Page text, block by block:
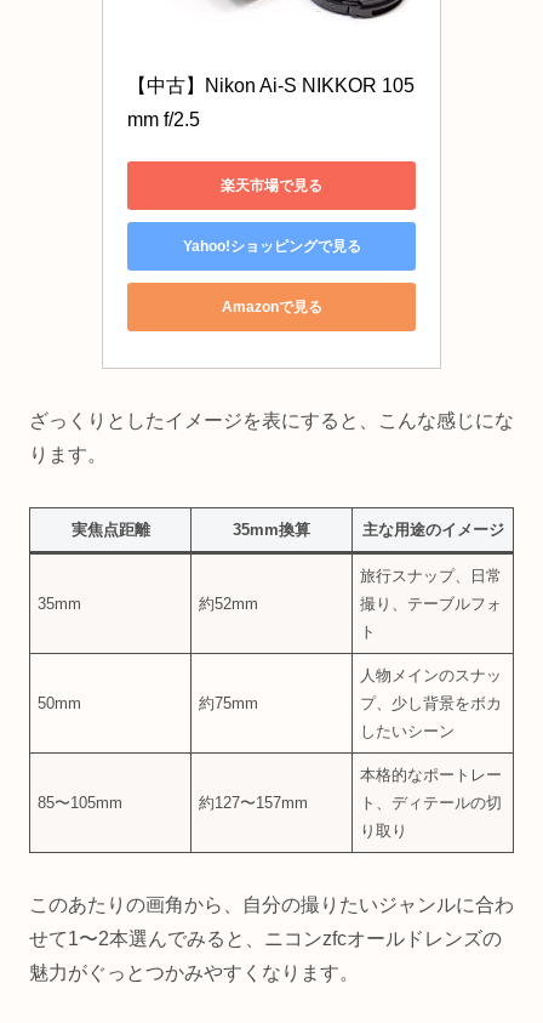
【中古】Nikon Ai-S NIKKOR 105
mm f/2.5
楽天市場で見る
Yahoo!ショッピングで見る
Amazonで見る
ざっくりとしたイメージを表にすると、こんな感じにな
ります。
実焦点距離 35mm換算 主な用途のイメージ
35mm 約52mm
旅行スナップ、日常
撮り、テーブルフォ
ト
50mm 約75mm
人物メインのスナッ
プ、少し背景をボカ
したいシーン
85〜105mm 約127〜157mm
本格的なポートレー
ト、ディテールの切
り取り
このあたりの画角から、自分の撮りたいジャンルに合わ
せて1〜2本選んでみると、ニコンzfcオールドレンズの
魅力がぐっとつかみやすくなります。